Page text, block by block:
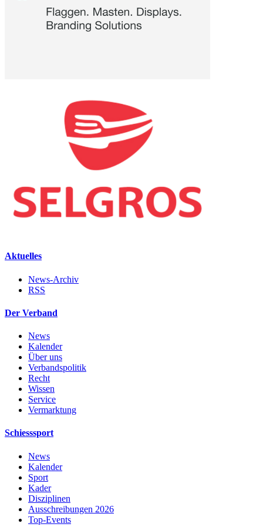
Aktuelles
News-Archiv
RSS
Der Verband
News
Kalender
Über uns
Verbandspolitik
Recht
Wissen
Service
Vermarktung
Schiesssport
News
Kalender
Sport
Kader
Disziplinen
Ausschreibungen 2026
Top-Events